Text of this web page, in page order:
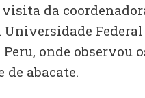
da
onde observou
de abacate.